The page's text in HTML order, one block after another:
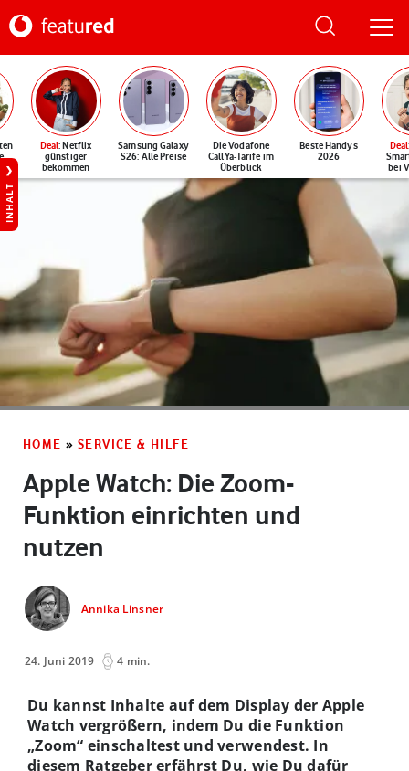
Deal: Netflix
günstiger
bekommen
Samsung Galaxy
S26: Alle Preise
Die Vodafone
CallYa-Tarife im
Überblick
Beste Handys
2026
Deal
bei
INHALT
HOME » SERVICE & HILFE
Apple Watch: Die Zoom-
Funktion einrichten und
nutzen
Annika Linsner
24. Juni 2019 4 min.
Du kannst Inhalte auf dem Display der Apple
Watch vergrößern, indem Du die Funktion
„Zoom“ einschaltest und verwendest. In
diesem Ratgeber erfährst Du, wie Du dafür